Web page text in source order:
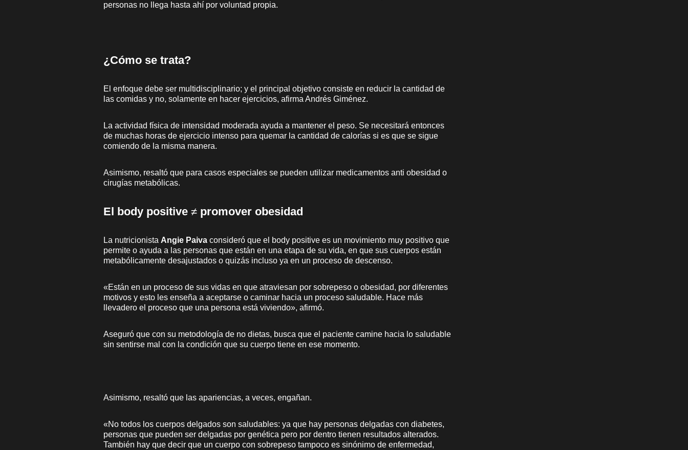
personas no llega hasta ahí por voluntad propia.
¿Cómo se trata?
El enfoque debe ser multidisciplinario; y el principal objetivo consiste en reducir la cantidad de
las comidas y no, solamente en hacer ejercicios, afirma Andrés Giménez.
La actividad física de intensidad moderada ayuda a mantener el peso. Se necesitará entonces
de muchas horas de ejercicio intenso para quemar la cantidad de calorías si es que se sigue
comiendo de la misma manera.
Asimismo, resaltó que para casos especiales se pueden utilizar medicamentos anti obesidad o
cirugías metabólicas.
El body positive ≠ promover obesidad
La nutricionista Angie Paiva consideró que el body positive es un movimiento muy positivo que
permite o ayuda a las personas que están en una etapa de su vida, en que sus cuerpos están
metabólicamente desajustados o quizás incluso ya en un proceso de descenso.
«Están en un proceso de sus vidas en que atraviesan por sobrepeso o obesidad, por diferentes
motivos y esto les enseña a aceptarse o caminar hacia un proceso saludable. Hace más
llevadero el proceso que una persona está viviendo», afirmó.
Aseguró que con su metodología de no dietas, busca que el paciente camine hacia lo saludable
sin sentirse mal con la condición que su cuerpo tiene en ese momento.
Asimismo, resaltó que las apariencias, a veces, engañan.
«No todos los cuerpos delgados son saludables: ya que hay personas delgadas con diabetes,
personas que pueden ser delgadas por genética pero por dentro tienen resultados alterados.
También hay que decir que un cuerpo con sobrepeso tampoco es sinónimo de enfermedad,